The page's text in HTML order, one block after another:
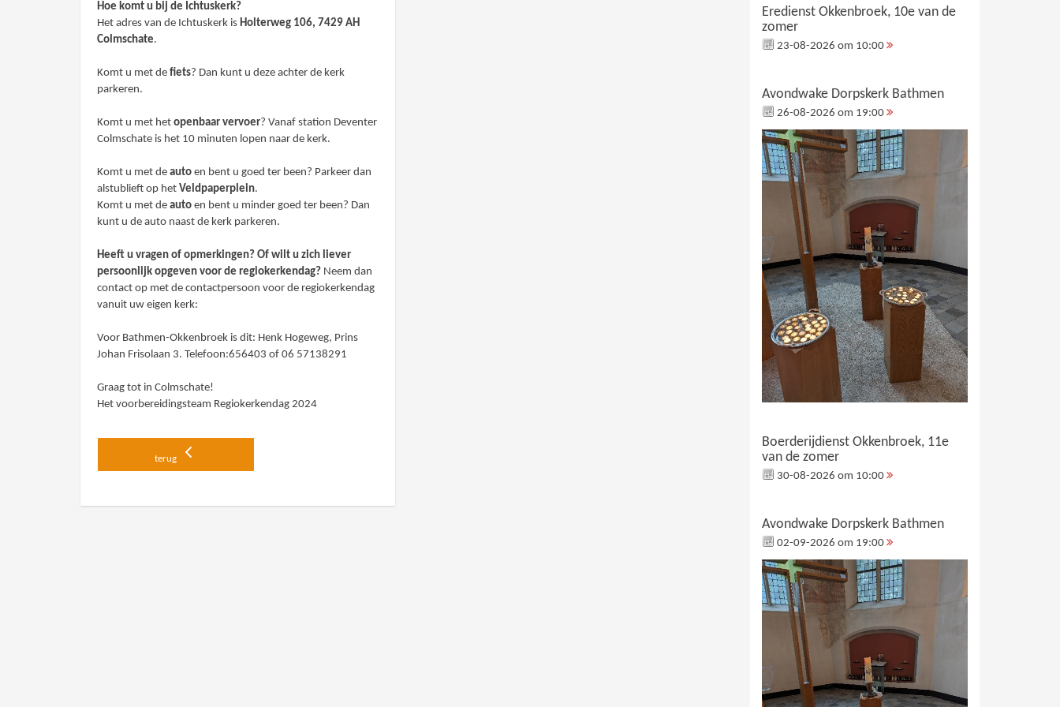
Hoe komt u bij de Ichtuskerk?
Het adres van de Ichtuskerk isHolterweg 106, 7429 AH
Colmschate.
Komt u met defiets? Dan kunt u deze achter de kerk
parkeren.
Komt u met hetopenbaar vervoer? Vanaf station Deventer
Colmschate is het 10 minuten lopen naar de kerk.
Komt u met deauto en bent u goed ter been? Parkeer dan
alstublieft op hetVeldpaperplein.
Komt u met deautoen bent u minder goed ter been? Dan
kunt u de auto naast de kerk parkeren.
Heeft u vragen of opmerkingen? Of wilt u zich liever
persoonlijk opgeven voor de regiokerkendag? Neem dan
contact op met de contactpersoon voor de regiokerkendag
vanuit uw eigen kerk:
Voor Bathmen-Okkenbroek is dit: Henk Hogeweg, Prins
Johan Frisolaan 3. Telefoon:656403 of 06 57138291
Graag tot in Colmschate!
Het voorbereidingsteam Regiokerkendag 2024
terug
Eredienst Okkenbroek, 10e van de
zomer
23-08-2026 om 10:00
Avondwake Dorpskerk Bathmen
26-08-2026 om 19:00
Boerderijdienst Okkenbroek, 11e
van de zomer
30-08-2026 om 10:00
Avondwake Dorpskerk Bathmen
02-09-2026 om 19:00